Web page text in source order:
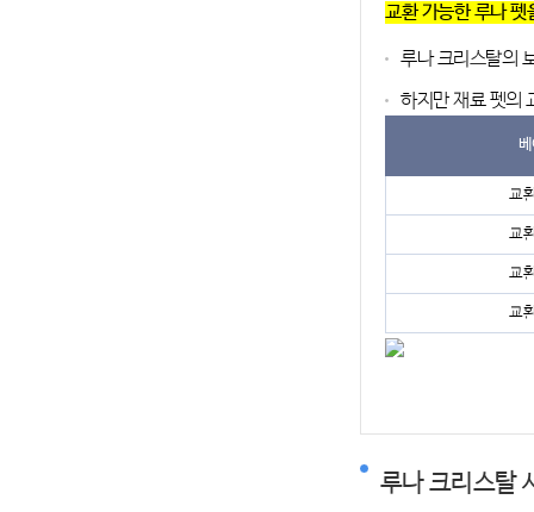
교환 가능한 루나
루나 크리스탈의
하지만 재료 펫의
교
교
교
교
루나 크리스탈